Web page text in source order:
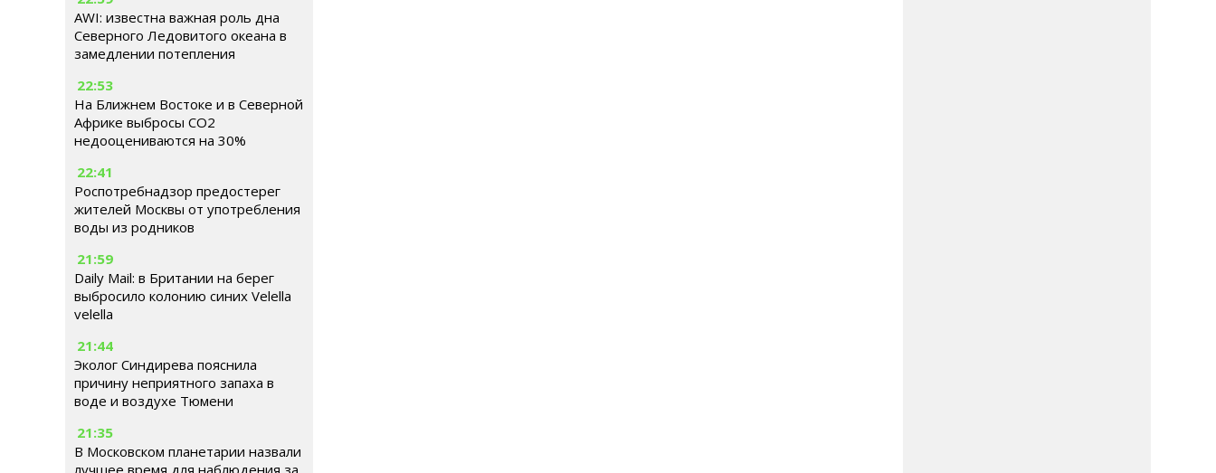
AWI: известна важная роль дна
Северного Ледовитого океана в
замедлении потепления
22:53
На Ближнем Востоке и в Северной
Африке выбросы CO2
недооцениваются на 30%
22:41
Роспотребнадзор предостерег
жителей Москвы от употребления
воды из родников
21:59
Daily Mail: в Британии на берег
выбросило колонию синих Velella
velella
21:44
Эколог Синдирева пояснила
причину неприятного запаха в
воде и воздухе Тюмени
21:35
В Московском планетарии назвали
лучшее время для наблюдения за